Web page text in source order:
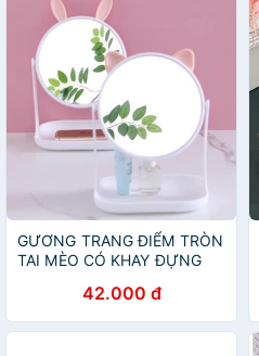
GƯƠNG TRANG ĐIỂM TRÒN
TAI MÈO CÓ KHAY ĐỰNG
42.000 đ